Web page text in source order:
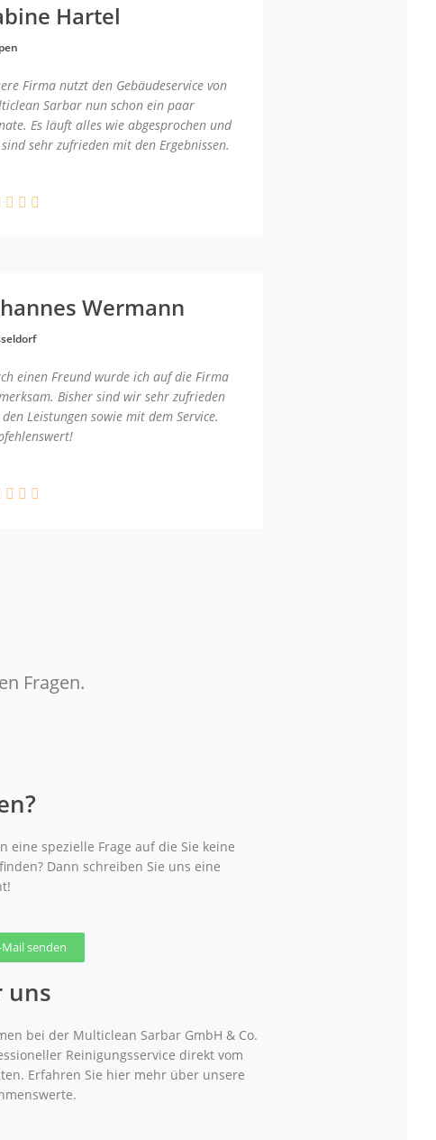
Hartel
Firma nutzt den Gebäudeservice von
Sarbar nun schon ein paar
Es läuft alles wie abgesprochen und
sehr zufrieden mit den Ergebnissen.
Wermann
einen Freund wurde ich auf die Firma
Bisher sind wir sehr zufrieden
Leistungen sowie mit dem Service.
Fragen.
eine spezielle Frage auf die Sie keine
Dann schreiben Sie uns eine
Mail senden
uns
bei der Multiclean Sarbar GmbH & Co.
Reinigungsservice direkt vom
Erfahren Sie hier mehr über unsere